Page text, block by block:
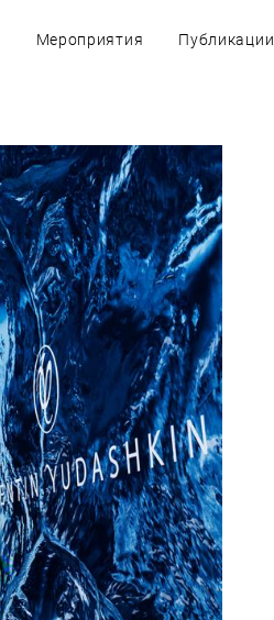
Мероприятия Публикации